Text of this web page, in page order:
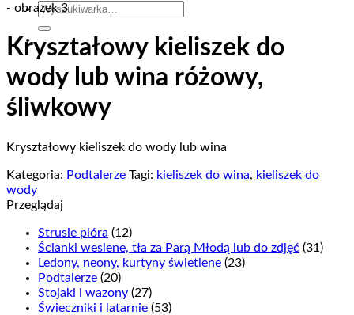
Szukaj:
Kryształowy kieliszek do
wody lub wina różowy,
śliwkowy
Kryształowy kieliszek do wody lub wina
Kategoria: Podtalerze Tagi: kieliszek do wina, kieliszek do
wody
Przeglądaj
Strusie pióra (12)
Ścianki weslene, tła za Parą Młodą lub do zdjęć (31)
Ledony, neony, kurtyny świetlene (23)
Podtalerze (20)
Stojaki i wazony (27)
Świeczniki i latarnie (53)